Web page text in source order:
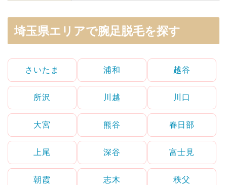
埼玉県エリアで腕足脱毛を探す
さいたま 浦和 越谷
所沢 川越 川口
大宮 熊谷 春日部
上尾 深谷 富士見
朝霞 志木 秩父